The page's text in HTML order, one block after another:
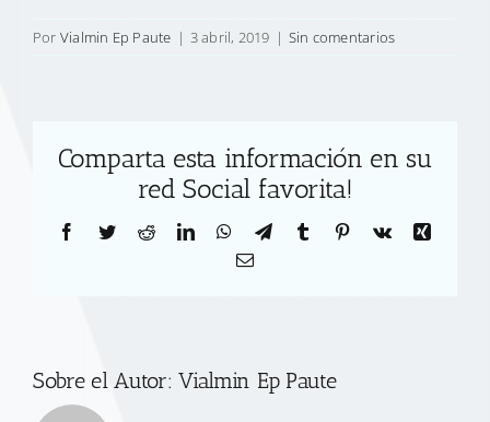
Por Vialmin Ep Paute | 3 abril, 2019 | Sin comentarios
Comparta esta información en su
red Social favorita!
Facebook
TwitterRedditLinkedInWhatsApp
TelegramTumblr Pinterest
Vk
Xing
Correo
Sobre el Autor:Vialmin Ep Paute